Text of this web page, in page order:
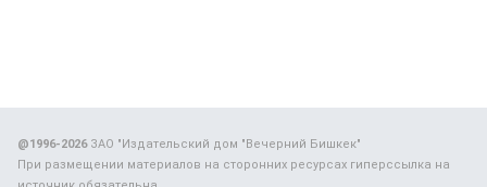
@1996-2026ЗАО "Издательский дом "Вечерний Бишкек"
При размещении материалов на сторонних ресурсах гиперссылка на